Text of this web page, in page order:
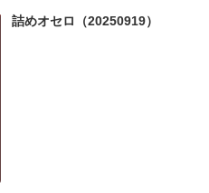
詰めオセロ（20250919）